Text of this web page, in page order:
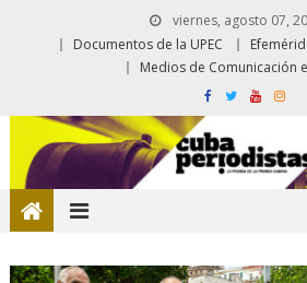
viernes, agosto 07,
Documentos de la UPEC
Medios de Comunicación